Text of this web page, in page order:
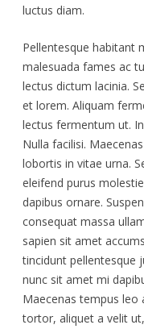
luctus diam.
Pellentesque habitant
malesuada fames ac
lectus dictum lacinia.
et lorem. Aliquam
lectus fermentum ut.
Nulla facilisi.
lobortis in vitae urna.
eleifend purus
dapibus ornare.
consequat massa
sapien sit amet
tincidunt pellentesque
nunc sit amet mi
Maecenas tempus leo
tortor, aliquet a velit